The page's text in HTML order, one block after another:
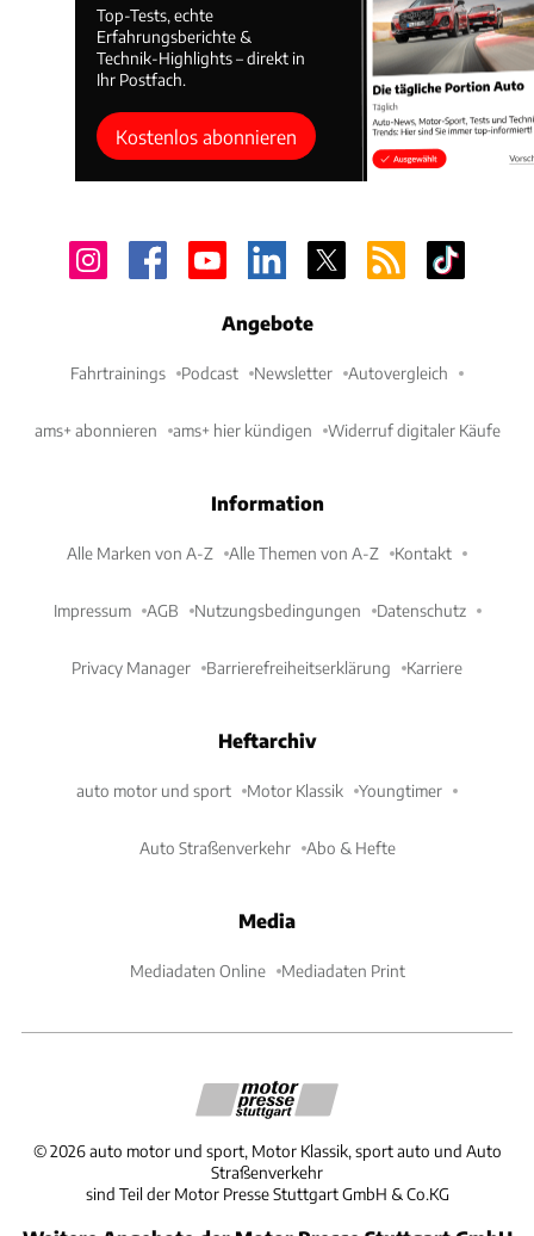
Top-Tests, echte
Erfahrungsberichte &
Technik-Highlights – direkt in
Ihr Postfach.
Kostenlos abonnieren
Angebote
Fahrtrainings Podcast Newsletter Autovergleich
ams+ abonnieren ams+ hier kündigen Widerruf digitaler Käufe
Information
Alle Marken von A-Z Alle Themen von A-Z Kontakt
Impressum AGB Nutzungsbedingungen Datenschutz
Privacy Manager Barrierefreiheitserklärung Karriere
Heftarchiv
auto motor und sport Motor Klassik Youngtimer
Auto Straßenverkehr Abo & Hefte
Media
Mediadaten Online Mediadaten Print
©2026 auto motor und sport, Motor Klassik, sport auto und Auto
Straßenverkehr
sind Teil der Motor Presse Stuttgart GmbH & Co.KG